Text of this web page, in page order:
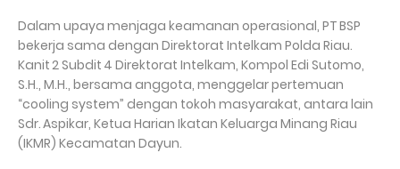
Dalam upaya menjaga keamanan operasional, PT BSP
bekerja sama dengan Direktorat Intelkam Polda Riau.
Kanit 2 Subdit 4 Direktorat Intelkam, Kompol Edi Sutomo,
S.H., M.H., bersama anggota, menggelar pertemuan
“cooling system” dengan tokoh masyarakat, antara lain
Sdr. Aspikar, Ketua Harian Ikatan Keluarga Minang Riau
(IKMR) Kecamatan Dayun.